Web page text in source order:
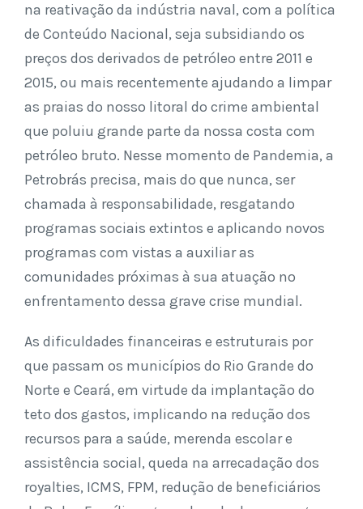
na reativação da indústria naval, com a política
de Conteúdo Nacional, seja subsidiando os
preços dos derivados de petróleo entre 2011 e
2015, ou mais recentemente ajudando a limpar
as praias do nosso litoral do crime ambiental
que poluiu grande parte da nossa costa com
petróleo bruto. Nesse momento de Pandemia, a
Petrobrás precisa, mais do que nunca, ser
chamada à responsabilidade, resgatando
programas sociais extintos e aplicando novos
programas com vistas a auxiliar as
comunidades próximas à sua atuação no
enfrentamento dessa grave crise mundial.
As dificuldades financeiras e estruturais por
que passam os municípios do Rio Grande do
Norte e Ceará, em virtude da implantação do
teto dos gastos, implicando na redução dos
recursos para a saúde, merenda escolar e
assistência social, queda na arrecadação dos
royalties, ICMS, FPM, redução de beneficiários